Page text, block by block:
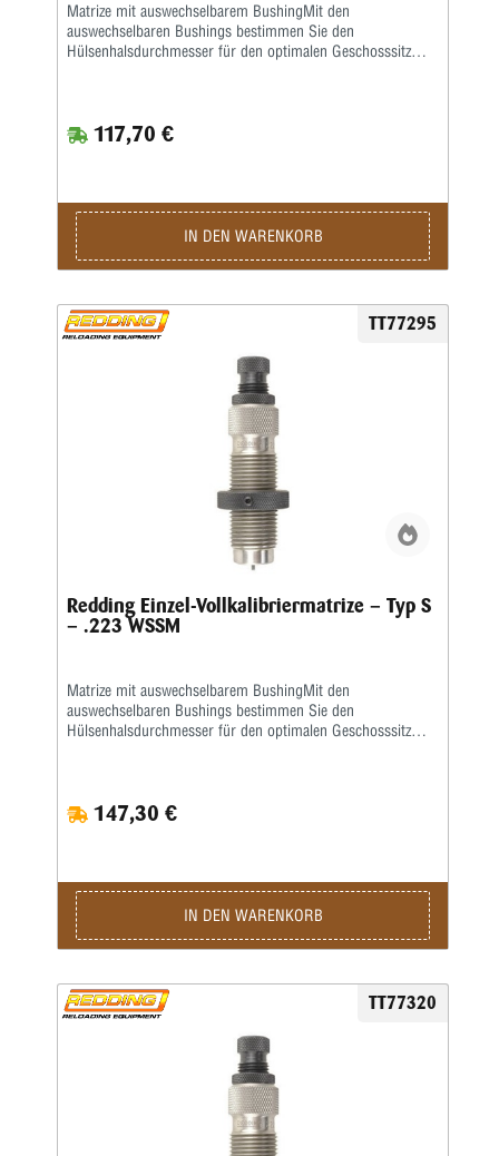
Matrize mit auswechselbarem BushingMit den
auswechselbaren Bushings bestimmen Sie den
Hülsenhalsdurchmesser für den optimalen Geschosssitz
Body Die- Standard-SetzmatrizeDie Bushings sind nicht im
Satz enthalten, bitte extra ordern.
117,70 €
IN DEN WARENKORB
TT77295
Redding Einzel-Vollkalibriermatrize – Typ S
– .223 WSSM
Matrize mit auswechselbarem BushingMit den
auswechselbaren Bushings bestimmen Sie den
Hülsenhalsdurchmesser für den optimalen Geschosssitz
Body Die- Standard-SetzmatrizeDie Bushings sind nicht im
Satz enthalten, bitte extra ordern.
147,30 €
IN DEN WARENKORB
TT77320